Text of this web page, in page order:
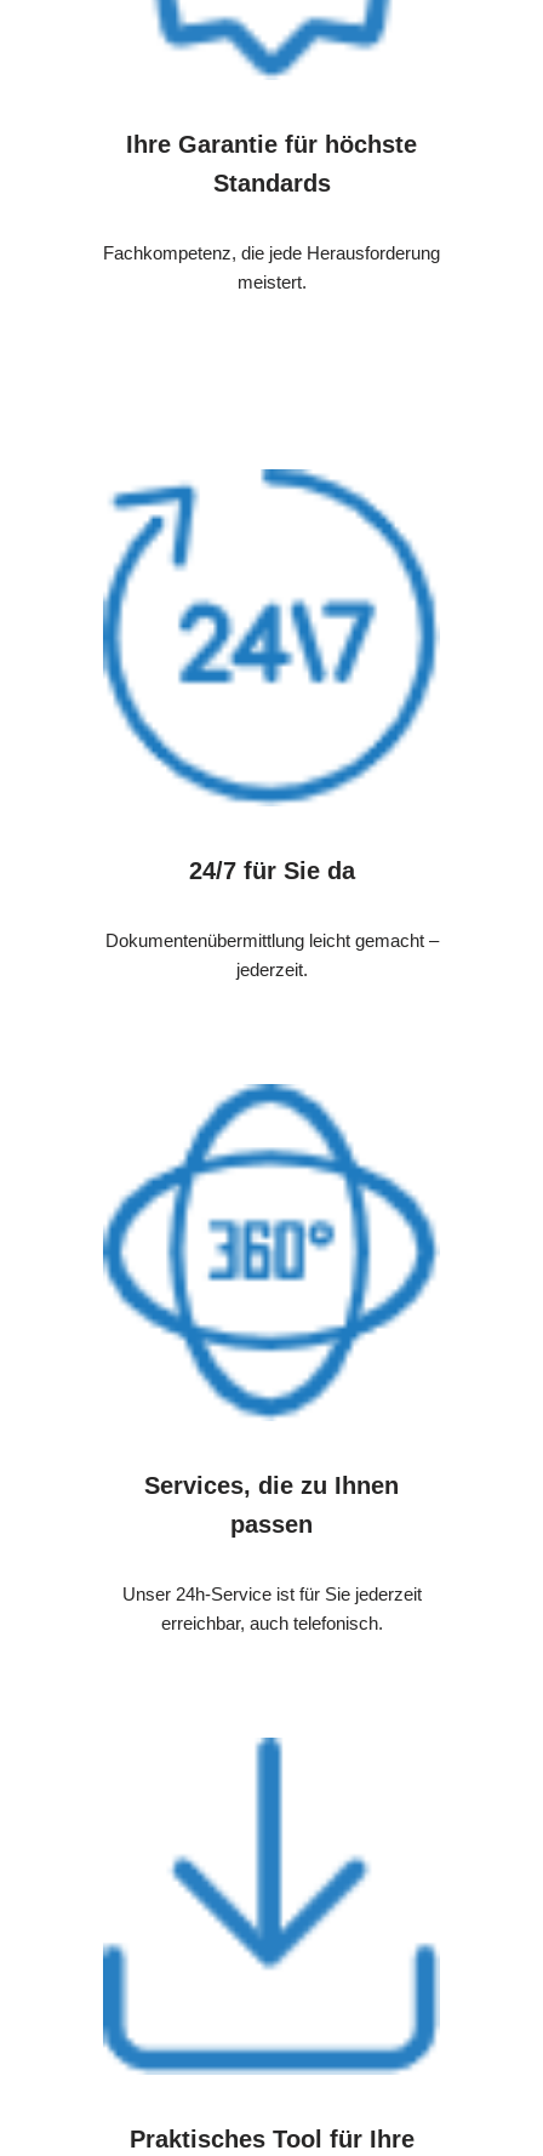
Ihre Garantie für höchste
Standards
Fachkompetenz, die jede Herausforderung
meistert.
24/7 für Sie da
Dokumentenübermittlung leicht gemacht –
jederzeit.
Services, die zu Ihnen
passen
Unser 24h-Service ist für Sie jederzeit
erreichbar, auch telefonisch.
Praktisches Tool für Ihre